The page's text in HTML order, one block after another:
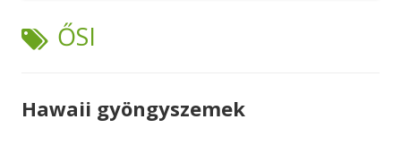
TAG:
ŐSI
Hawaii gyöngyszemek